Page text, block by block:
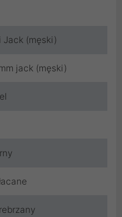
Jack (męski)
jack (męski)